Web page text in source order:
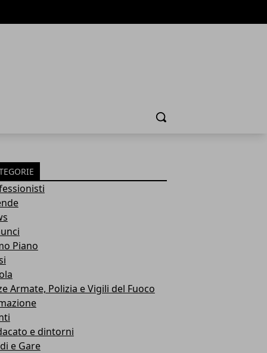
Cerca
Piano
Armate, Polizia e Vigili del Fuoco
e dintorni
e Gare